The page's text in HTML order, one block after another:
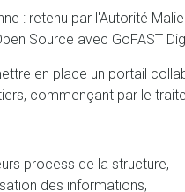
: retenu par l'Autorité
Source avec GoFAST
en place un portail
commençant par le
process de la structure,
des informations,